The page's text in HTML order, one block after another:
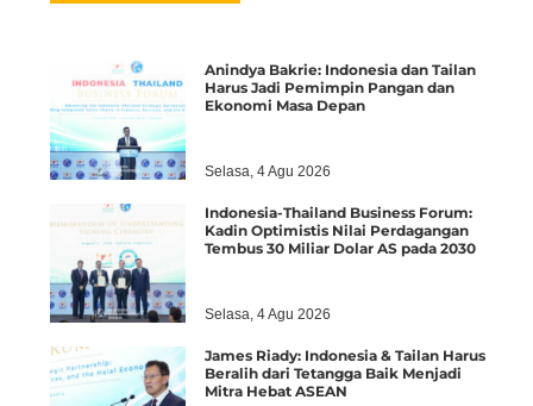
Anindya Bakrie: Indonesia dan Tailan
Harus Jadi Pemimpin Pangan dan
Ekonomi Masa Depan
Selasa, 4 Agu 2026
Indonesia-Thailand Business Forum:
Kadin Optimistis Nilai Perdagangan
Tembus 30 Miliar Dolar AS pada 2030
Selasa, 4 Agu 2026
James Riady: Indonesia & Tailan Harus
Beralih dari Tetangga Baik Menjadi
Mitra Hebat ASEAN